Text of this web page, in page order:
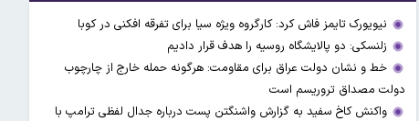
نیویورک تایمز فاش کرد: کارگروه ویژه سیا برای تفرقه افکنی در کوبا
زلنسکی: دو پالایشگاه روسیه را هدف قرار دادیم
خط و نشان دولت عراق برای مقاومت: هرگونه حمله خارج از چارچوب
دولت مصداق تروریسم است
واکنش کاخ سفید به گزارش واشنگتن پست درباره جدال لفظی ترامپ با